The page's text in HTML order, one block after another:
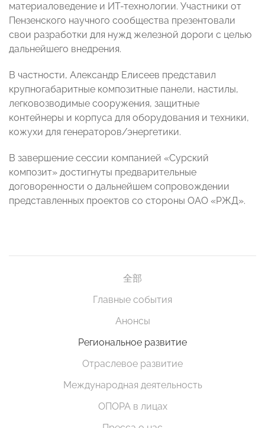
материаловедение и ИТ-технологии. Участники от
Пензенского научного сообщества презентовали
свои разработки для нужд железной дороги с целью
дальнейшего внедрения.
В частности, Александр Елисеев представил
крупногабаритные композитные панели, настилы,
легковозводимые сооружения, защитные
контейнеры и корпуса для оборудования и техники,
кожухи для генераторов/энергетики.
В завершение сессии компанией «Сурский
композит» достигнуты предварительные
договоренности о дальнейшем сопровождении
представленных проектов со стороны ОАО «РЖД».
全部
Главные события
Анонсы
Региональное развитие
Отраслевое развитие
Международная деятельность
ОПОРА в лицах